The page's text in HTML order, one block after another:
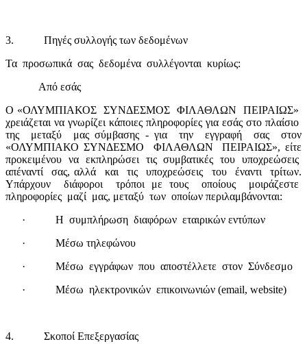
3.
Πηγές συλλογής των δεδομένων
Τα προσωπικά σας δεδομένα συλλέγονται κυρίως:
Από εσάς
Ο «ΟΛΥΜΠΙΑΚΟΣ ΣΥΝΔΕΣΜΟΣ ΦΙΛΑΘΛΩΝ
ΠΕΙΡΑΙΩΣ»
χρειάζεται να γνωρίζει κάποιες πληροφορίες για εσάς στο πλαίσιο
της
μεταξύ μας σύμβασης - για την εγγραφή σας
στον
«ΟΛΥΜΠΙΑΚΟ ΣΥΝΔΕΣΜΟ
ΦΙΛΑΘΛΩΝ
ΠΕΙΡΑΙΩΣ», είτε
προκειμένου να εκπληρώσει τις συμβατικές του υποχρεώσεις
απέναντί
σας, αλλά και τις υποχρεώσεις του έναντι
τρίτων.
Υπάρχουν
διάφοροι τρόποι με τους οποίους
μοιράζεστε
πληροφορίες μαζί μας, μεταξύ των οποίων περιλαμβάνονται:
·
Η συμπλήρωση διαφόρων εταιρικών εντύπων
·
Μέσω τηλεφώνου
·
Μέσω εγγράφων που αποστέλλετε στον Σύνδεσμο
·
Μέσω ηλεκτρονικών επικοινωνιών (email, website)
4.
Σκοποί Επεξεργασίας